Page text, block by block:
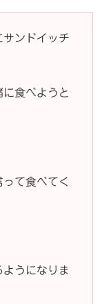
サンドイッチ
食べようと
て食べてく
うになりま